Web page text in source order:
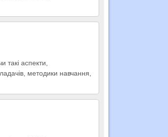
такі аспекти,
методики навчання,